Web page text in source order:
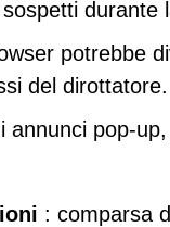
durante
potrebbe
del dirottatore.
annunci pop-
: comparsa